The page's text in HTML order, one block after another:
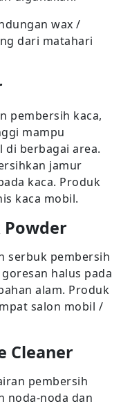
wax /
dari matahari
pembersih kaca,
mampu
di berbagai area.
jamur
kaca. Produk
kaca mobil.
Powder
serbuk pembersih
halus pada
alam. Produk
salon mobil /
Cleaner
pembersih
noda-noda dan